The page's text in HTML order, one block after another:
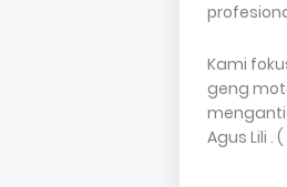
Kami
geng
Agus Lili . (